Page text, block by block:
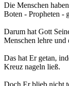
Die Menschen
Boten - Propheten -
Darum hat Gott
Menschen lehre und
Das hat Er getan,
Kreuz nageln ließ.
Doch Er blieb nicht